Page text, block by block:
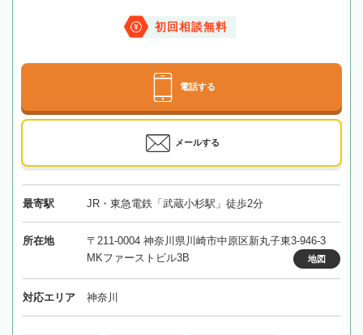
初回相談無料
電話する
メールする
最寄駅 JR・東急電鉄「武蔵小杉駅」徒歩2分
所在地
〒211-0004 神奈川県川崎市中原区新丸子東3-946-3
MKファーストビル3B
地図
対応エリア 神奈川